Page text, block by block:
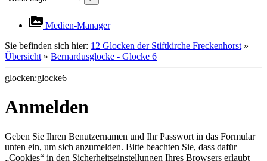
Medien-Manager
Sie befinden sich hier: 12 Glocken der Stiftkirche Freckenhorst »
Übersicht » Bernardusglocke - Glocke 6
glocken:glocke6
Anmelden
Geben Sie Ihren Benutzernamen und Ihr Passwort in das Formular
unten ein, um sich anzumelden. Bitte beachten Sie, dass dafür
„Cookies“ in den Sicherheitseinstellungen Ihres Browsers erlaubt